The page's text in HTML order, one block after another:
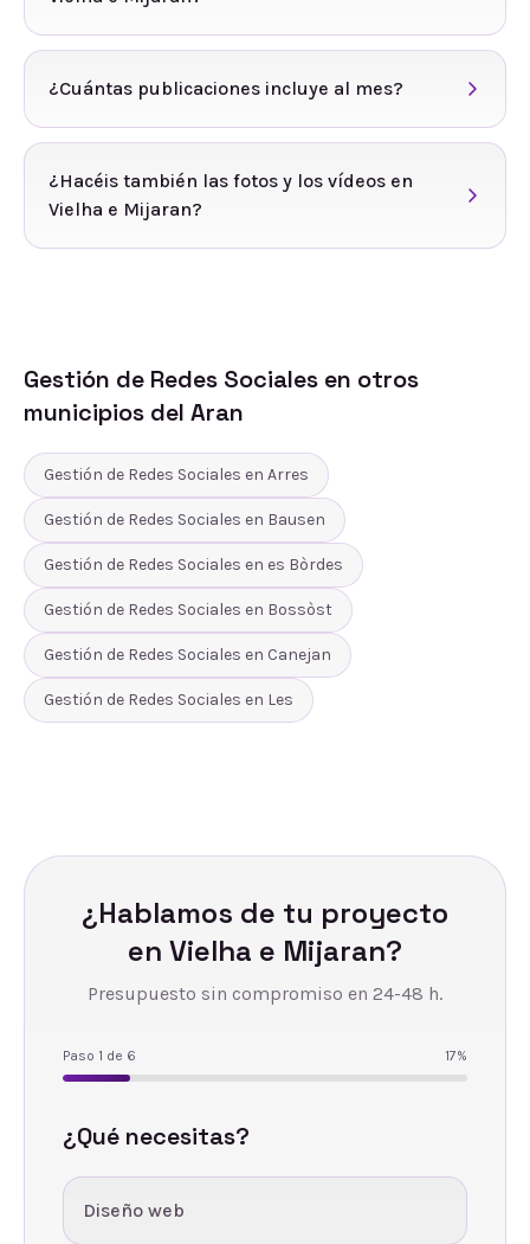
¿Cuántas publicaciones incluye al mes?
¿Hacéis también las fotos y los vídeos en
Vielha e Mijaran?
Gestión de Redes Sociales en otros
municipios del Aran
Gestión de Redes Sociales en Arres
Gestión de Redes Sociales en Bausen
Gestión de Redes Sociales en es Bòrdes
Gestión de Redes Sociales en Bossòst
Gestión de Redes Sociales en Canejan
Gestión de Redes Sociales en Les
¿Hablamos de tu proyecto
en Vielha e Mijaran?
Presupuesto sin compromiso en 24-48 h.
Paso 1 de 6 17%
¿Qué necesitas?
Diseño web